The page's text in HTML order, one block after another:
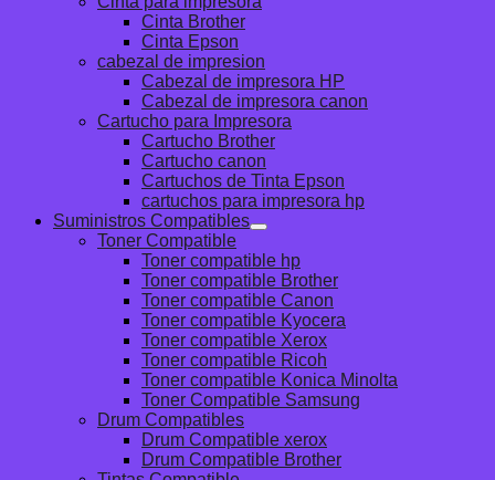
Cinta Brother
Cinta Epson
cabezal de impresion
Cabezal de impresora HP
Cabezal de impresora canon
Cartucho para Impresora
Cartucho Brother
Cartucho canon
Cartuchos de Tinta Epson
cartuchos para impresora hp
Suministros Compatibles
Toner Compatible
Toner compatible hp
Toner compatible Brother
Toner compatible Canon
Toner compatible Kyocera
Toner compatible Xerox
Toner compatible Ricoh
Toner compatible Konica Minolta
Toner Compatible Samsung
Drum Compatibles
Drum Compatible xerox
Drum Compatible Brother